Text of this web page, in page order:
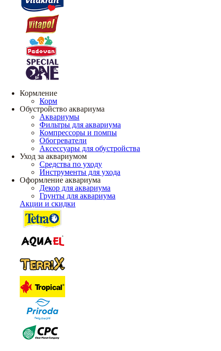
Кормление
Корм
Обустройство аквариума
Аквариумы
Фильтры для аквариума
Компрессоры и помпы
Обогреватели
Аксессуары для обустройства
Уход за аквариумом
Средства по уходу
Инструменты для ухода
Оформление аквариума
Декор для аквариума
Грунты для аквариума
Акции и скидки